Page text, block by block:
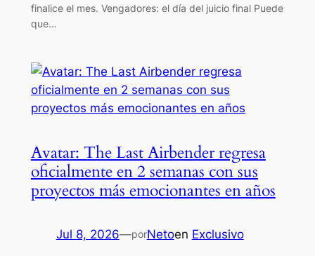
finalice el mes. Vengadores: el día del juicio final Puede
que…
Avatar: The Last Airbender regresa
oficialmente en 2 semanas con sus
proyectos más emocionantes en años
Jul 8, 2026—porNetoen Exclusivo